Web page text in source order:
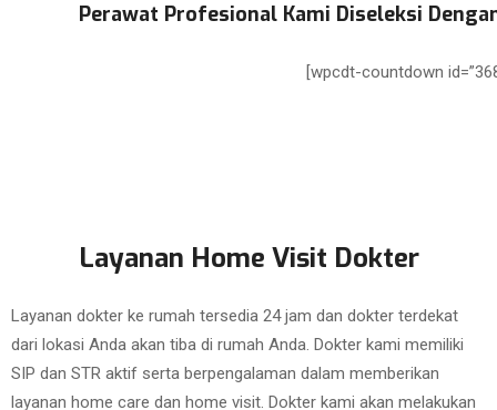
Perawat Profesional Kami Diseleksi
[wpcdt-countdown
Layanan Home Visit Dokter
Layanan dokter ke rumah tersedia 24 jam dan dokter terdekat
dari lokasi Anda akan tiba di rumah Anda. Dokter kami memiliki
SIP dan STR aktif serta berpengalaman dalam memberikan
layanan home care dan home visit. Dokter kami akan melakukan